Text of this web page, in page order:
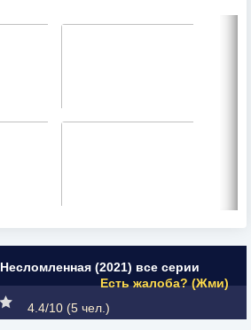
(2021) все серии
Есть жалоба? (Жми)
4.4/10 (5 чел.)